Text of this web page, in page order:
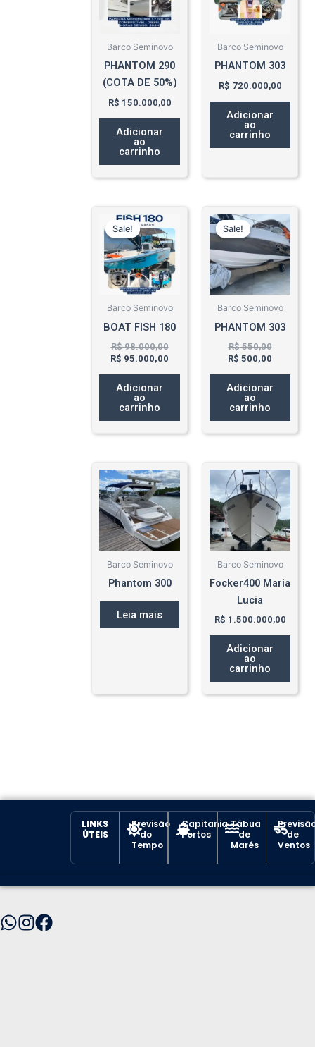
Barco Seminovo
PHANTOM 290
(COTA DE 50%)
R$ 150.000,00
Adicionar
ao
carrinho
Barco Seminovo
PHANTOM 303
R$ 720.000,00
Adicionar
ao
carrinho
Sale!
Sale!
Barco Seminovo
BOAT FISH 180
R$98.000,00
original
era:
R$ 98.000,00.
R$ 95.000,00
atual
é:
R$ 95.000,00.
Adicionar
ao
carrinho
Sale!
Sale!
Barco Seminovo
PHANTOM 303
R$550,00
O
preço
original
era:
R$
R$ 500,00
O
preço
atual
é:
R$
Adicionar
ao
carrinho
Barco Seminovo
Phantom 300
Leia mais
Barco Seminovo
Focker400 Maria
Lucia
R$ 1.500.000,00
Adicionar
ao
carrinho
LINKS
ÚTEIS
Previsão
do
Tempo
Capitania
Portos
Tábua
de
Marés
de
Ventos